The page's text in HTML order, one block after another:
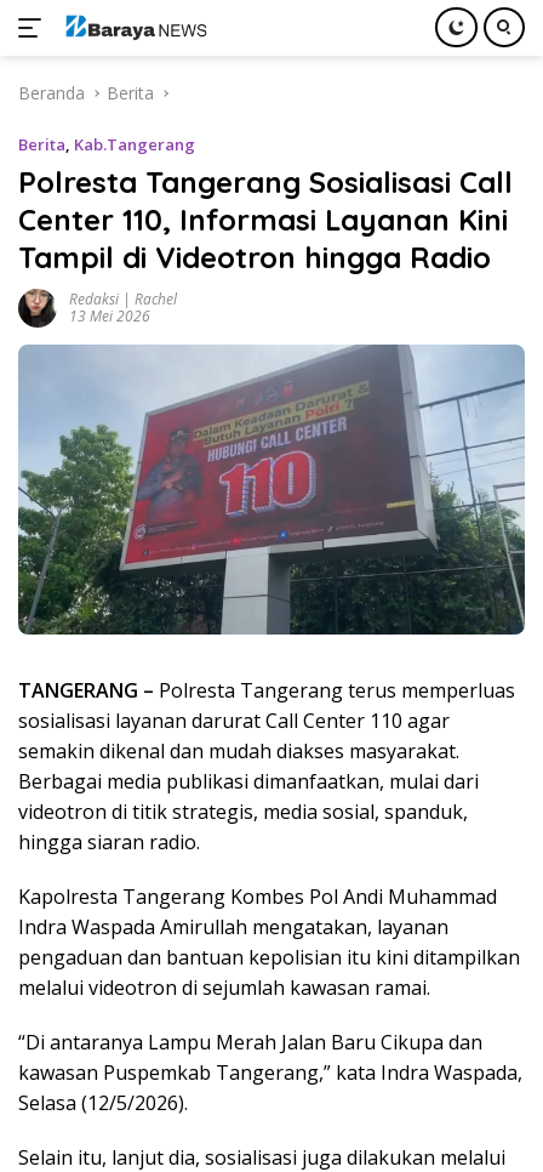
Beranda Berita
Berita, Kab.Tangerang
Polresta Tangerang Sosialisasi Call
Center 110, Informasi Layanan Kini
Tampil di Videotron hingga Radio
Redaksi | Rachel
13 Mei 2026
TANGERANG – Polresta Tangerang terus memperluas
sosialisasi layanan darurat Call Center 110 agar
semakin dikenal dan mudah diakses masyarakat.
Berbagai media publikasi dimanfaatkan, mulai dari
videotron di titik strategis, media sosial, spanduk,
hingga siaran radio.
Kapolresta Tangerang Kombes Pol Andi Muhammad
Indra Waspada Amirullah mengatakan, layanan
pengaduan dan bantuan kepolisian itu kini ditampilkan
melalui videotron di sejumlah kawasan ramai.
“Di antaranya Lampu Merah Jalan Baru Cikupa dan
kawasan Puspemkab Tangerang,” kata Indra Waspada,
Selasa (12/5/2026).
Selain itu, lanjut dia, sosialisasi juga dilakukan melalui